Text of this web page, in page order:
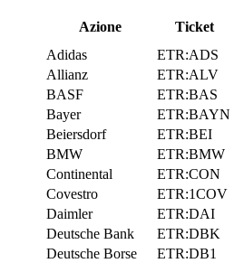
Azione Ticket
Adidas
ETR:ADS
Allianz
ETR:ALV
BASF
ETR:BAS
Bayer
ETR:BAYN
Beiersdorf
ETR:BEI
BMW
ETR:BMW
Continental
ETR:CON
Covestro
ETR:1COV
Daimler
ETR:DAI
Deutsche Bank
ETR:DBK
Deutsche Borse
ETR:DB1